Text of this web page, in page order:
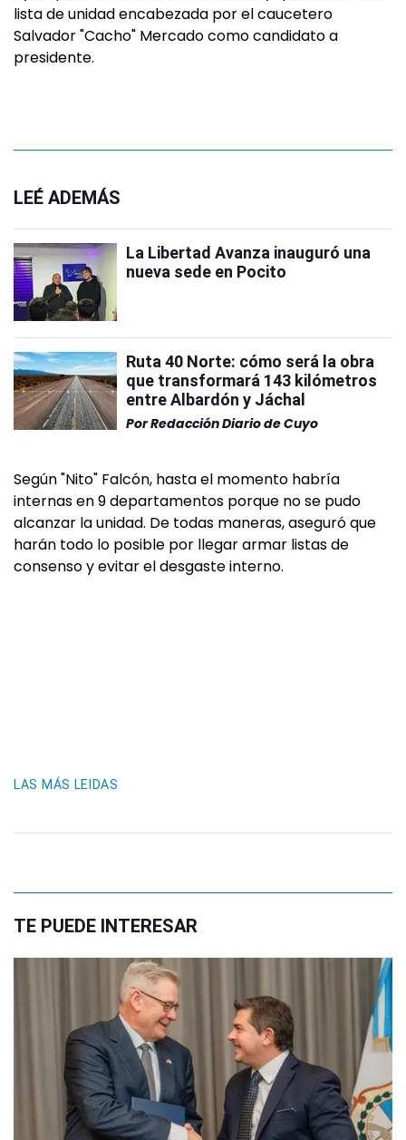
lista de unidad encabezada por el caucetero
Salvador "Cacho" Mercado como candidato a
presidente.
LEÉ ADEMÁS
La Libertad Avanza inauguró una
nueva sede en Pocito
Ruta 40 Norte: cómo será la obra
que transformará 143 kilómetros
entre Albardón y Jáchal
PorRedacción Diario de Cuyo
Según "Nito" Falcón, hasta el momento habría
internas en 9 departamentos porque no se pudo
alcanzar la unidad. De todas maneras, aseguró que
harán todo lo posible por llegar armar listas de
consenso y evitar el desgaste interno.
LAS MÁS LEIDAS
TE PUEDE INTERESAR